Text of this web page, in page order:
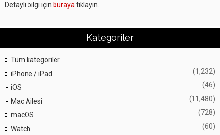
Detaylı bilgi için buraya tıklayın.
Kategoriler
Tüm kategoriler
iPhone / iPad
(1,232)
iOS (46)
Mac Ailesi (11,480)
macOS (728)
Watch (60)